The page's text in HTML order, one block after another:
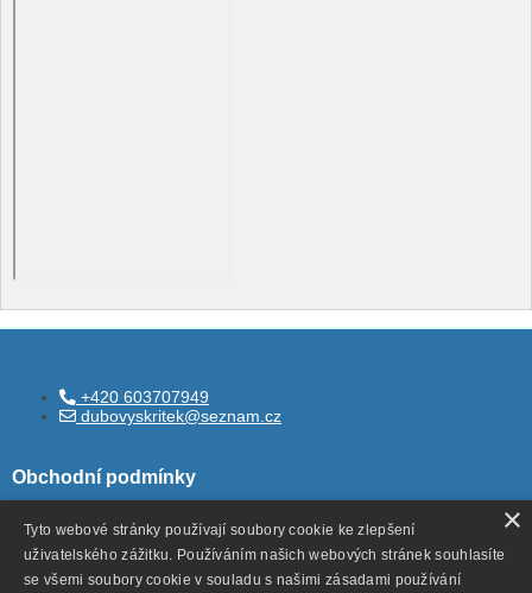
+420 603707949
dubovyskritek@seznam.cz
Obchodní podmínky
Všeobecné obchodní podmínky
×
Tyto webové stránky používají soubory cookie ke zlepšení
uživatelského zážitku. Používáním našich webových stránek souhlasíte
se všemi soubory cookie v souladu s našimi zásadami používání